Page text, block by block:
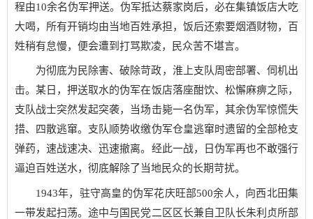
程由10余名伪军押送。伪军抵达蔡家岗后，必在集镇饭店大吃
大喝，所有开销均由当地百姓承担，饭后还索要烟酒财物，百
姓稍有怠慢，便会遭到打骂欺凌，民众苦不堪言。
为彻底为民除害、破除苛政，淮上支队周密部署、伺机出
击。某日，押送取水的伪军在饭店落座酣饮、松懈麻痹之际，
支队战士突然发起突袭，当场击毙一名伪军，其余伪军惊慌失
措、四散逃窜。支队顺势收缴伪军仓皇逃窜时遗留的全部枪支
弹药，速战速决、迅速撤离。经此一战，日伪军再也不敢强行
逼迫百姓送水，彻底解除了当地民众的长期苛扰。
1943年，驻守高皇的伪军花庆旺部500余人，向西北田集
一带发起扫荡。途中与国民党二区区长兼自卫队长朱利贞所部